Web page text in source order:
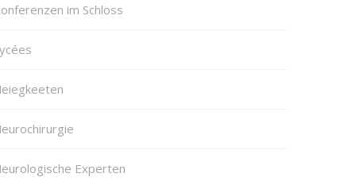
im Schloss
Experten